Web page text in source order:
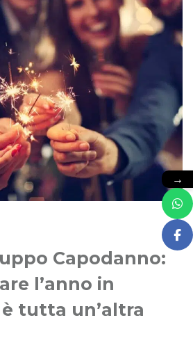
Capodanno:
l’anno in
tutta un’altra
→